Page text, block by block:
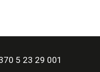
5 23 29 001